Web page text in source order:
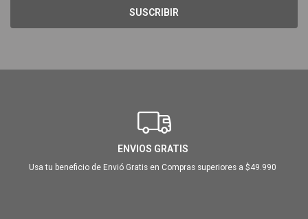
SUSCRIBIR
ENVIOS GRATIS
Usa tu beneficio de Envió Gratis en Compras superiores a $49.990